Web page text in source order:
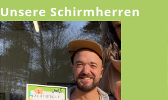
Unsere Schirmherren